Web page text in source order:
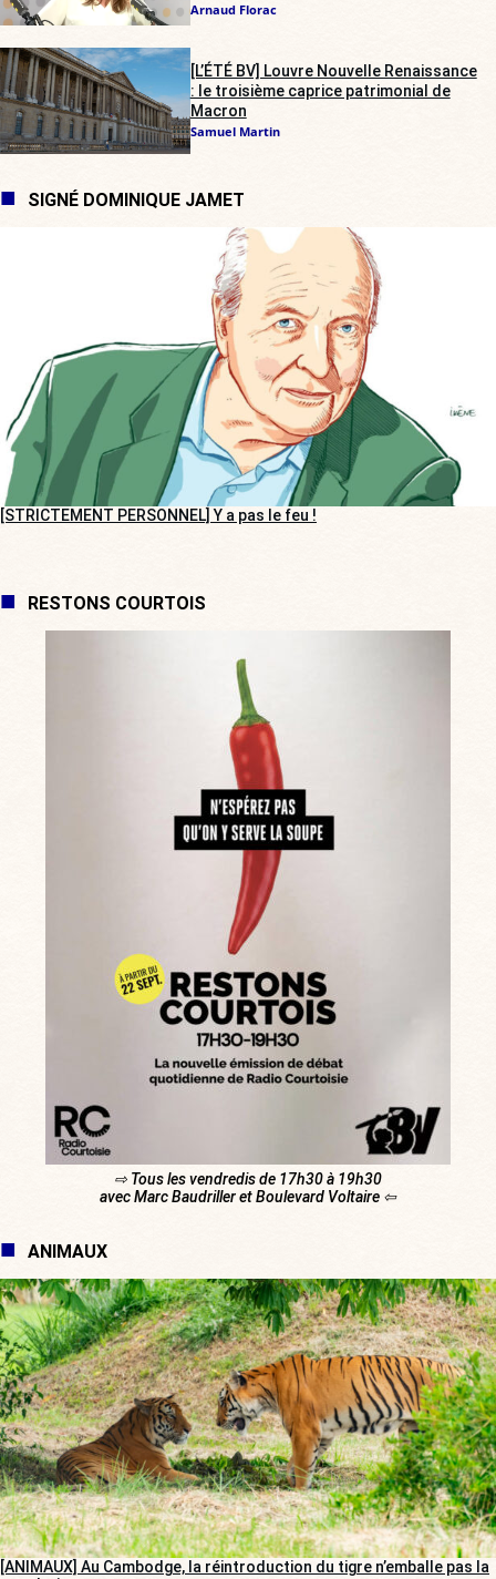
Arnaud Florac
[L’ÉTÉ BV] Louvre Nouvelle Renaissance
: le troisième caprice patrimonial de
Macron
Samuel Martin
SIGNÉ DOMINIQUE JAMET
[STRICTEMENT PERSONNEL] Y a pas le feu !
RESTONS COURTOIS
⇨ Tous les vendredis de 17h30 à 19h30
avec Marc Baudriller et Boulevard Voltaire ⇦
ANIMAUX
[ANIMAUX] Au Cambodge, la réintroduction du tigre n’emballe pas la